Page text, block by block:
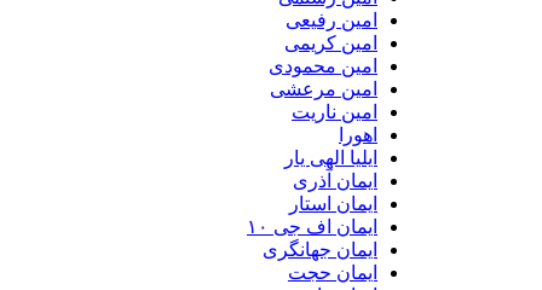
امین رفیعی
امین کریمی
امین محمودی
امین مرعشی
امین ناریت
ایلیا الهی یار
ایمان آذری
ایمان استار
ایمان اف جی ۱۰
ایمان جهانگری
ایمان حجت